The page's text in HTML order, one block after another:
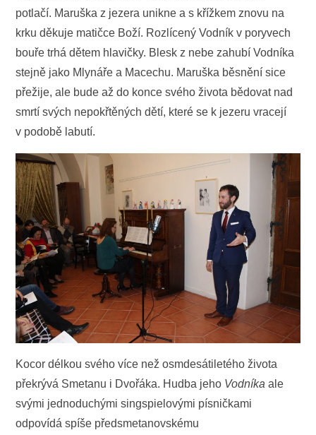
potlačí. Maruška z jezera unikne a s křížkem znovu na
krku děkuje matičce Boží. Rozlícený Vodník v poryvech
bouře trhá dětem hlavičky. Blesk z nebe zahubí Vodníka
stejně jako Mlynáře a Macechu. Maruška běsnění sice
přežije, ale bude až do konce svého života bědovat nad
smrtí svých nepokřtěných dětí, které se k jezeru vracejí
v podobě labutí.
Kocor délkou svého více než osmdesátiletého života
překrývá Smetanu i Dvořáka. Hudba jeho Vodníka ale
svými jednoduchými singspielovými písničkami
odpovídá spíše předsmetanovskému